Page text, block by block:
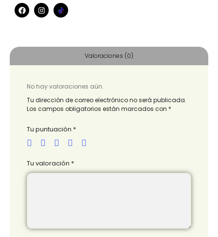
Valoraciones (0)
No hay valoraciones aún.
Tu dirección de correo electrónico no será publicada.
Los campos obligatorios están marcados con *
Tu puntuación *
Tu valoración *